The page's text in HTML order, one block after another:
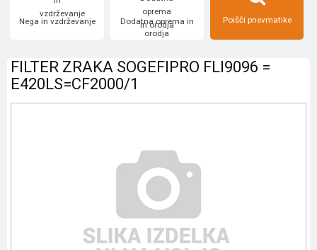
Nega in vzdrževanje
Dodatna oprema in
orodja
Poišči pnevmatike
FILTER ZRAKA SOGEFIPRO FLI9096 =
E420LS=CF2000/1